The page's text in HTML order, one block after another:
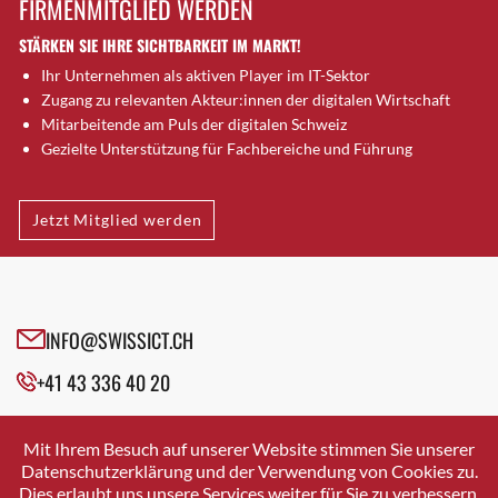
Brütten
Bubendorf
Bubikon
Buchs (SG)
Burgdorf
Bülach
Cazis
Cham
Davos Platz
Davos Platz 1
Dietikon
Dietlikon
FIRMENMITGLIED WERDEN
STÄRKEN SIE IHRE SICHTBARKEIT IM MARKT!
Ihr Unternehmen als aktiven Player im IT-Sektor
Zugang zu relevanten Akteur:innen der digitalen Wirtschaft
Mitarbeitende am Puls der digitalen Schweiz
Gezielte Unterstützung für Fachbereiche und Führung
Jetzt Mitglied werden
INFO@SWISSICT.CH
+41 43 336 40 20
SWISSICT
VULKANSTRASSE 120
8048 ZURICH
Mit Ihrem Besuch auf unserer Website stimmen Sie unserer
Datenschutzerklärung und der Verwendung von Cookies zu.
Dies erlaubt uns unsere Services weiter für Sie zu verbessern.